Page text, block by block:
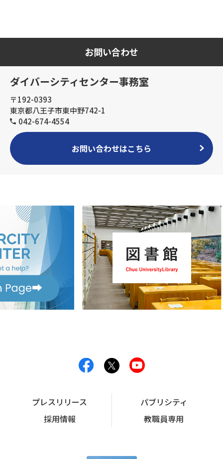
お問い合わせ
ダイバーシティセンター事務室
〒192-0393
東京都八王子市東中野742-1
042-674-4554
お問い合わせはこちら
プレスリリース
パブリシティ
採用情報
教職員専用